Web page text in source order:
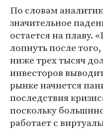
По словам
значительное
остается на плаву.
лопнуть после
ниже трех тысяч
инвесторов
рынке начнется
последствия
поскольку
работает с